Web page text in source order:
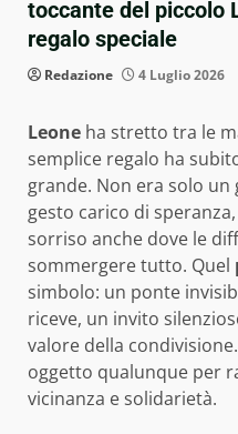
toccante del piccolo
regalo speciale
Redazione 4 Luglio 2026
Leone ha stretto tra le
semplice regalo ha
grande. Non era solo
gesto carico di
sorriso anche dove le
sommergere tutto. Quel
simbolo: un ponte
riceve, un invito
valore della
oggetto qualunque per
vicinanza e solidarietà.